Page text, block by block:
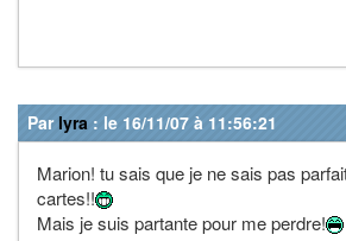
Par lyra : le 16/11/07 à 11:56:21
Marion! tu sais que je ne sais pas
cartes!!
Mais je suis partante pour me perdre!